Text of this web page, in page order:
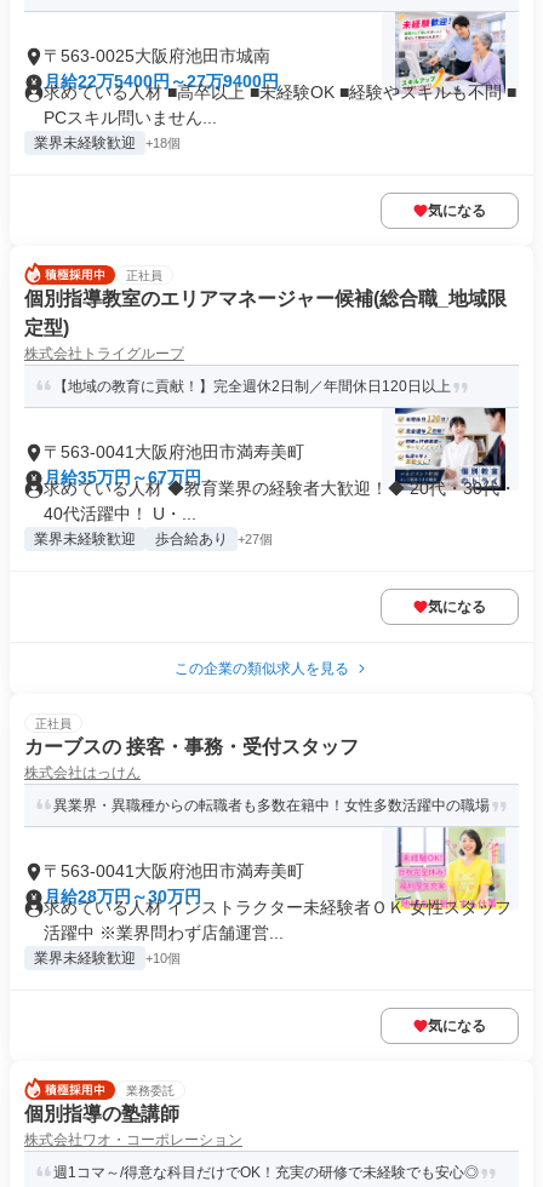
〒563-0025大阪府池田市城南
月給22万5400円～27万9400円
求めている人材 ■高卒以上 ■未経験OK ■経験やスキルも不問 ■
PCスキル問いません...
業界未経験歓迎 +18個
気になる
正社員
個別指導教室のエリアマネージャー候補(総合職_地域限
定型)
株式会社トライグループ
【地域の教育に貢献！】完全週休2日制／年間休日120日以上
〒563-0041大阪府池田市満寿美町
月給35万円～67万円
求めている人材 ◆教育業界の経験者大歓迎！◆ 20代・30代・
40代活躍中！ U・...
業界未経験歓迎 歩合給あり +27個
気になる
この企業の類似求人を見る
正社員
カーブスの 接客・事務・受付スタッフ
株式会社はっけん
異業界・異職種からの転職者も多数在籍中！女性多数活躍中の職場
〒563-0041大阪府池田市満寿美町
月給28万円～30万円
求めている人材 インストラクター未経験者ＯＫ 女性スタッフ
活躍中 ※業界問わず店舗運営...
業界未経験歓迎 +10個
気になる
業務委託
個別指導の塾講師
株式会社ワオ・コーポレーション
週1コマ～/得意な科目だけでOK！充実の研修で未経験でも安心◎